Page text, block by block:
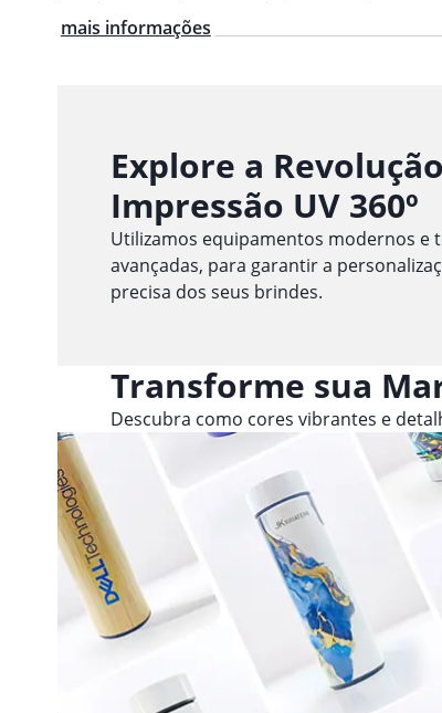
mais informações
Explore a
Impressão UV 360º
Utilizamos equipamentos modernos e
avançadas, para garantir a
precisa dos seus brindes.
Transforme sua
Descubra como cores vibrantes e